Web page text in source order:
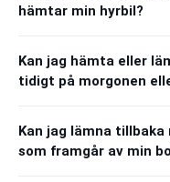
hämtar min hyrbil?
Kan jag hämta eller
tidigt på morgonen
Kan jag lämna
som framgår av min